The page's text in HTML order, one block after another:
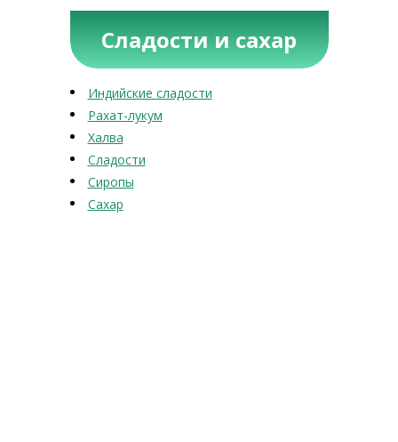
Сладости и сахар
Индийские сладости
Рахат-лукум
Халва
Сладости
Сиропы
Сахар